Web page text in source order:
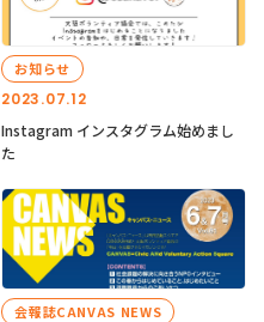
2023.07.12
お知らせ
Instagram インスタグラム始めまし
た
会報誌CANVAS NEWS